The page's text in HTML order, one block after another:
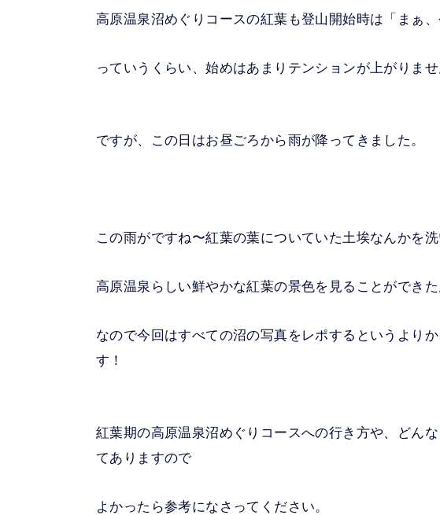
高原温泉沼めぐりコースの紅葉も登山開始時は「まぁ
っていうくらい、始めはあまりテンションが上がりませ
ですが、この日はお昼ごろから雨が降ってきました。
この雨がですね〜紅葉の葉についていた土埃なんかを
高原温泉らしい鮮やかな紅葉の景色を見ることができた
なので今回はすべての沼の写真をレポするというより
す！
紅葉期の高原温泉沼めぐりコースへの行き方や、どん
てありますので
よかったら参考になさってください。